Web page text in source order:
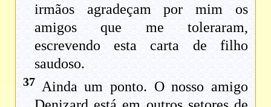
irmãos agradeçam por mim os
amigos que me toleraram,
escrevendo esta carta de filho
saudoso.
37 Ainda um ponto. O nosso amigo